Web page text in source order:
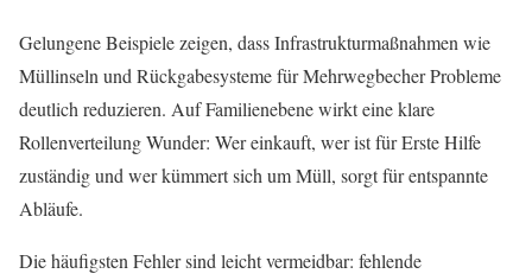
Gelungene Beispiele zeigen, dass Infrastrukturmaßnahmen wie
Müllinseln und Rückgabesysteme für Mehrwegbecher Probleme
deutlich reduzieren. Auf Familienebene wirkt eine klare
Rollenverteilung Wunder: Wer einkauft, wer ist für Erste Hilfe
zuständig und wer kümmert sich um Müll, sorgt für entspannte
Abläufe.
Die häufigsten Fehler sind leicht vermeidbar: fehlende